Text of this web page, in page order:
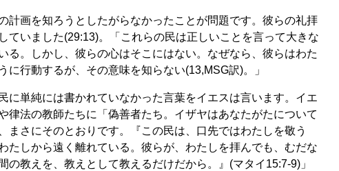
計画を知ろうとしたがらなかったことが問題です。彼らの礼拝
ていました(29:13)。「これらの民は正しいことを言って大きな
る。しかし、彼らの心はそこにはない。なぜなら、彼らはわた
に行動するが、その意味を知らない(13,MSG訳)。」
に単純には書かれていなかった言葉をイエスは言います。イエ
律法の教師たちに「偽善者たち。イザヤはあなたがたについて
まさにそのとおりです。『この民は、口先ではわたしを敬う
たしから遠く離れている。彼らが、わたしを拝んでも、むだな
の教えを、教えとして教えるだけだから。』(マタイ15:7-9)」